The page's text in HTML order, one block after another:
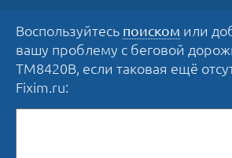
Воспользуйтесь поиском или
вашу проблему с беговой
TM8420B, если таковая ещё
Fixim.ru: